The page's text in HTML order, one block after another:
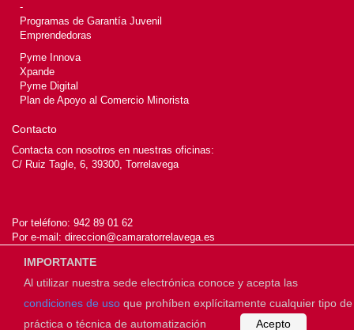
-
Programas de Garantía Juvenil
Emprendedoras
Pyme Innova
Xpande
Pyme Digital
Plan de Apoyo al Comercio Minorista
Contacto
Contacta con nosotros en nuestras oficinas:
C/ Ruiz Tagle, 6, 39300, Torrelavega
Por teléfono: 942 89 01 62
Por e-mail: direccion@camaratorrelavega.es
© 2026Cámara de Torrelavega
IMPORTANTE
Al utilizar nuestra sede electrónica conoce y acepta las
condiciones de uso que prohíben explícitamente cualquier tipo de
práctica o técnica de automatización
Acepto